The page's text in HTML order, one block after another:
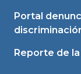
Portal
Reporte de la